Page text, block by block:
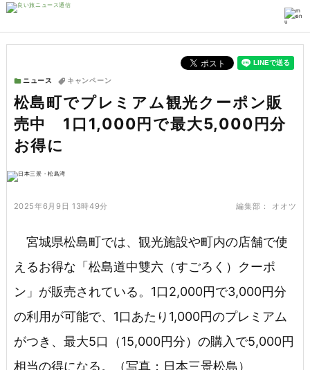
ニュース キャンペーン
松島町でプレミアム観光クーポン販
売中 1口1,000円で最大5,000円分
お得に
2025年6月9日 13時49分 編集部： オオツ
宮城県松島町では、観光施設や町内の店舗で使
えるお得な「松島道中雙六（すごろく）クーポ
ン」が販売されている。1口2,000円で3,000円分
の利用が可能で、1口あたり1,000円のプレミアム
がつき、最大5口（15,000円分）の購入で5,000円
相当の得になる。（写真：日本三景松島）